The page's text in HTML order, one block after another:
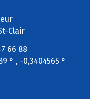
Clair
66 88
° , -0,3404565 °